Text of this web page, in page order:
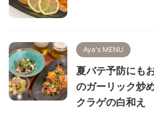
Aya's MENU
夏バテ予防にも
のガーリック炒
クラゲの白和え